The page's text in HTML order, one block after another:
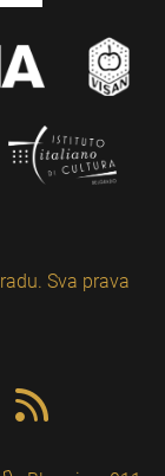
Sva prava